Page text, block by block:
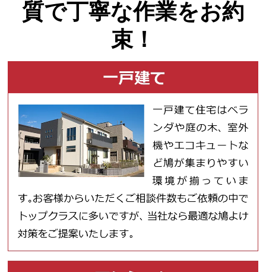
質で丁寧な作業をお約
束！